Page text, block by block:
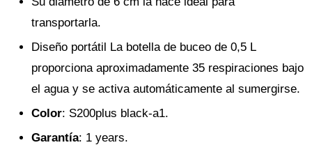
transportarla.
Diseño portátil La botella de buceo de 0,5 L
proporciona aproximadamente 35 respiraciones bajo
el agua y se activa automáticamente al sumergirse.
Color: S200plus black-a1.
Garantía: 1 years.